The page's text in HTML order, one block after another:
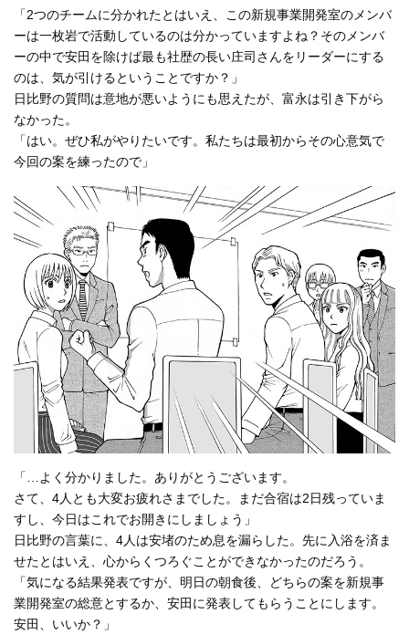
「2つのチームに分かれたとはいえ、この新規事業開発室のメンバ
ーは一枚岩で活動しているのは分かっていますよね？そのメンバ
ーの中で安田を除けば最も社歴の長い庄司さんをリーダーにする
のは、気が引けるということですか？」
日比野の質問は意地が悪いようにも思えたが、富永は引き下がら
なかった。
「はい。ぜひ私がやりたいです。私たちは最初からその心意気で
今回の案を練ったので」
「…よく分かりました。ありがとうございます。
さて、4人とも大変お疲れさまでした。まだ合宿は2日残っていま
すし、今日はこれでお開きにしましょう」
日比野の言葉に、4人は安堵のため息を漏らした。先に入浴を済ま
せたとはいえ、心からくつろぐことができなかったのだろう。
「気になる結果発表ですが、明日の朝食後、どちらの案を新規事
業開発室の総意とするか、安田に発表してもらうことにします。
安田、いいか？」